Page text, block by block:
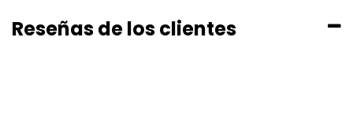
Reseñas de los clientes